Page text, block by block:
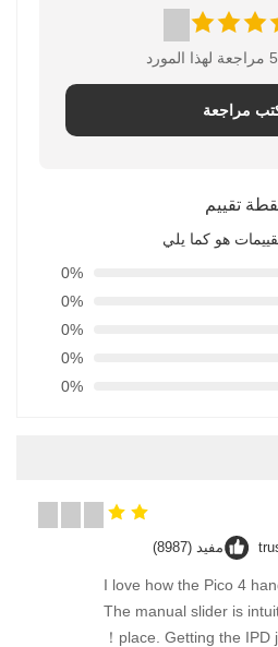
مراجعة
تقييم
هو كما يلي
0%
0%
0%
0%
0%
مفيد (8987)
"I love how the Pico 4
The manual slider is
place. Getting the IPD